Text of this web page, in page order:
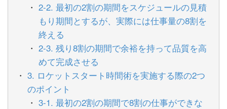
2-2. 最初の2割の期間をスケジュールの見積
もり期間とするが、実際には仕事量の8割を
終える
2-3. 残り8割の期間で余裕を持って品質を高
めて完成させる
3. ロケットスタート時間術を実施する際の2つ
のポイント
3-1. 最初の2割の期間で8割の仕事ができな